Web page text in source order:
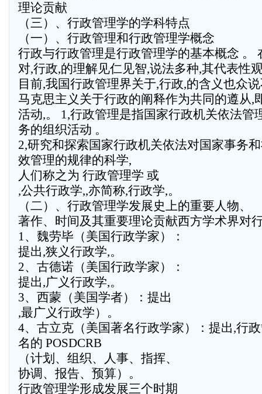
理论贡献
（三）、行政管理学的学科特点
（一）、行政管理和行政管理学概念
行政与行政管理是行政管理学的基本概念 。
对,行政,的理解见仁见智,说法多种,其代表性
目前,我国行政管理界关于,行政,的含义也众
马克思主义关于行政的阐释作为共同的遵从,
活动,。 1,行政管理是指国家行政机关依法管
务的组织活动 。
2,研究和探索国家行政机关依法对国家事务
效管理的规律的科学,
人们称之为 行政管理学 或
,公共行政学,,亦简称,行政学,。
（二）、行政管理学发展史上的重要人物、
著作、时间及其重要理论贡献西方学术界对
1、魏劳毕（美国行政学家）：
提出,狭义行政学,。
2、古德诺（美国行政学家）：
提出,广义行政学,。
3、西蒙（美国学者）：提出
,最广义行政学）。
4、古立克（美国著名行政学家）：提出,行
名的 POSDCRB
（计划、组织、人事、指挥、
协调、报告、预算）。
行政管理学形成发展三个时期